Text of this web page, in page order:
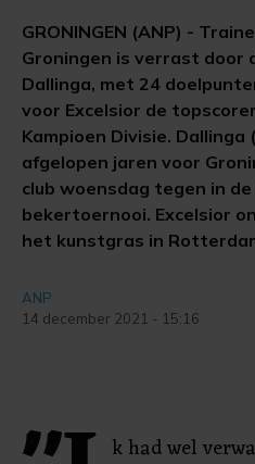
GRONINGEN (ANP) -
Groningen is verrast door
Dallinga, met 24
voor Excelsior de
Kampioen Divisie. Dallinga
afgelopen jaren voor
club woensdag tegen in
bekertoernooi. Excelsior
het kunstgras in
ANP
14 december 2021 - 15:16
k had wel